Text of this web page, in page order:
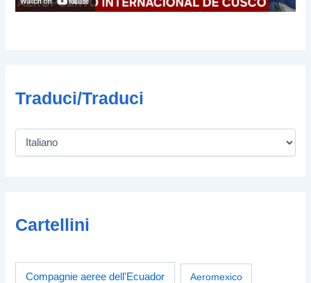
Traduci/Traduci
Cartellini
Compagnie aeree dell'Ecuador Aeromexico